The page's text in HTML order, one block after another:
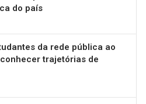
do país
da rede pública ao
trajetórias de